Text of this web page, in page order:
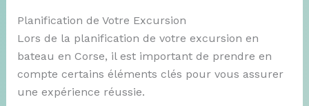
Planification de Votre Excursion
Lors de la planification de votre excursion en
bateau en Corse, il est important de prendre en
compte certains éléments clés pour vous assurer
une expérience réussie.